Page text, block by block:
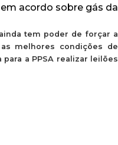
acordo sobre gás da
tem poder de forçar a
melhores condições de
a PPSA realizar leilões